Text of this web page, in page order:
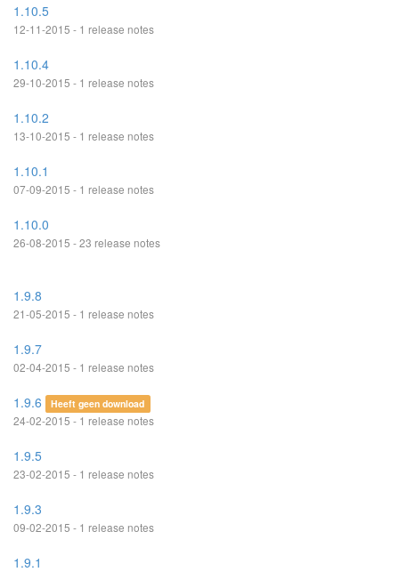
1.10.5
12-11-2015 - 1 release notes
1.10.4
29-10-2015 - 1 release notes
1.10.2
13-10-2015 - 1 release notes
1.10.1
07-09-2015 - 1 release notes
1.10.0
26-08-2015 - 23 release notes
1.9.8
21-05-2015 - 1 release notes
1.9.7
02-04-2015 - 1 release notes
1.9.6 Heeft geen download
24-02-2015 - 1 release notes
1.9.5
23-02-2015 - 1 release notes
1.9.3
09-02-2015 - 1 release notes
1.9.1